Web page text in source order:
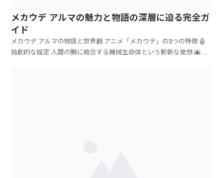
メカウデ アルマの魅力と物語の深層に迫る完全ガ
イド
メカウデ アルマの物語と世界観 アニメ「メカウデ」の3つの特徴 🤖
独創的な設定 人間の腕に結合する機械生命体という斬新な発想 🌆 ...